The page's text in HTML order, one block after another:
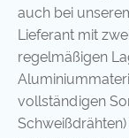
auch bei
Lieferant mit
regelmäßigen
vollständigen